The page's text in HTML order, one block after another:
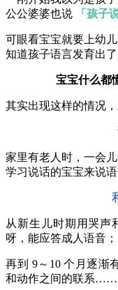
公公婆婆也说
「孩子
可眼看宝宝就要上幼
知道孩子语言发育出
宝宝什么都
其实出现这样的情况
家里有老人时，一会
学习说话的宝宝来说
从新生儿时期用哭声
呀，能应答成人语音；
再到 9～10 个月逐渐
和动作之间的联系……